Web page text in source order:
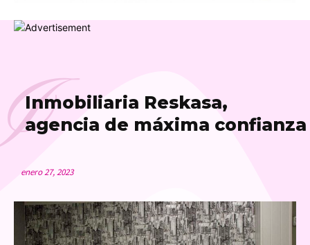
Inmobiliaria Reskasa,
agencia de máxima confianza
enero 27, 2023